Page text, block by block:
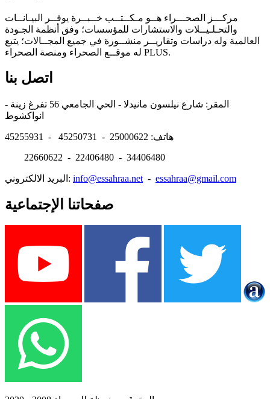
مركـــز الصحـــراء هــو مـكــتــب خــبــرة يوفــر البيـانــات
والتحـلـيــلات والاستشارات للمؤسسات؛ وفق أنظمة الجـودة
العالمية وله دراسات وتقاريــر منشــورة في جميع المجــالات؛ يتبع
له موقــع الصحراء ومنصة الصحراء PLUS.
اتصل بنا
المقر: شارع نيلسون مانيدلا - الحي الجامعي 56 تفرغ زينة -
هاتف: 25000622 - 45250731 - 45255931
22660622 - 22406480 - 34406480
البريد الالكتروني: info@essahraa.net - essahraa@gmail.com
صفحاتنا الإجتماعية